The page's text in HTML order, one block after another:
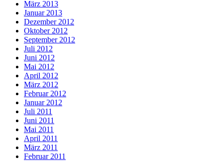
März 2013
Januar 2013
Dezember 2012
Oktober 2012
September 2012
Juli 2012
Juni 2012
Mai 2012
April 2012
März 2012
Februar 2012
Januar 2012
Juli 2011
Juni 2011
Mai 2011
April 2011
März 2011
Februar 2011